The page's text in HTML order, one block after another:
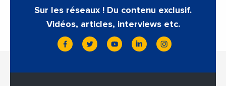
Sur les réseaux ! Du contenu exclusif.
Vidéos, articles, interviews etc.